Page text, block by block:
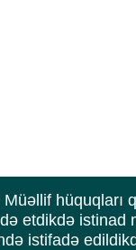
hüquqları
etdikdə istinad
istifadə